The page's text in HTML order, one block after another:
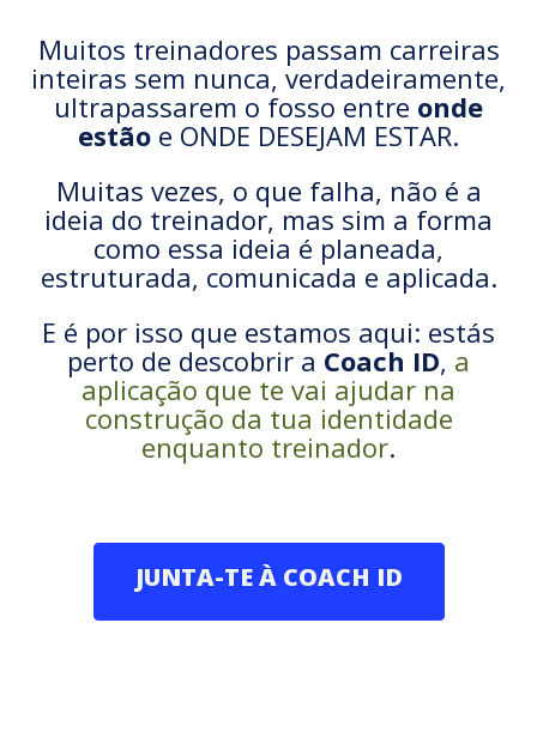
Muitos treinadores passam carreiras
inteiras sem nunca, verdadeiramente,
ultrapassarem o fosso entre onde
estão e ONDE DESEJAM ESTAR.
Muitas vezes, o que falha, não é a
ideia do treinador, mas sim a forma
como essa ideia é planeada,
estruturada, comunicada e aplicada.
E é por isso que estamos aqui: estás
perto de descobrir a Coach ID, a
aplicação que te vai ajudar na
construção da tua identidade
enquanto treinador.
JUNTA-TE À COACH ID